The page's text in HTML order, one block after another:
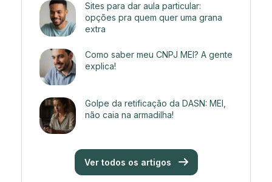
Sites para dar aula particular:
opções pra quem quer uma grana
extra
Como saber meu CNPJ MEI? A gente
explica!
Golpe da retificação da DASN: MEI,
não caia na armadilha!
Ver todos os artigos